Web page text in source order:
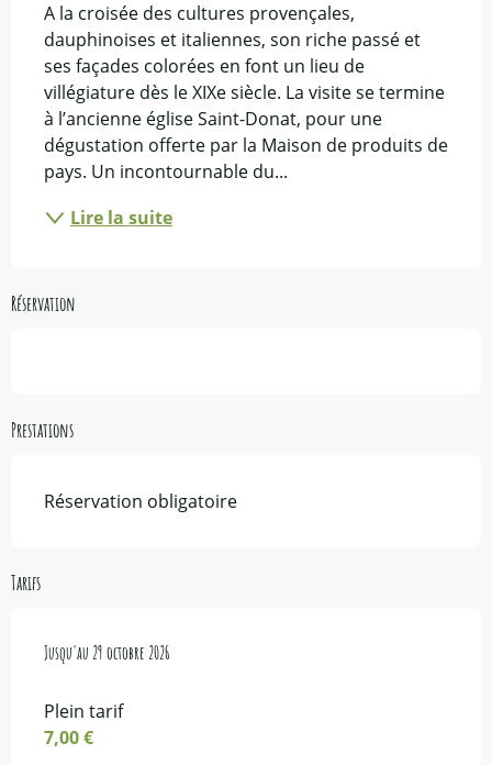
A la croisée des cultures provençales,
dauphinoises et italiennes, son riche passé et
ses façades colorées en font un lieu de
villégiature dès le XIXe siècle. La visite se termine
à l’ancienne église Saint-Donat, pour une
dégustation offerte par la Maison de produits de
pays. Un incontournable du...
Lire la suite
Réservation
Prestations
Réservation obligatoire
Tarifs
Du6 avril 2026au29 octobre 2026
Jusqu'au 29 octobre 2026
Plein tarif
7,00 €